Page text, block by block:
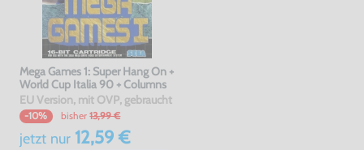
Mega Games 1: Super Hang On +
World Cup Italia 90 + Columns
EU Version, mit OVP, gebraucht
-10% bisher 13,99 €
jetzt nur12,59 €